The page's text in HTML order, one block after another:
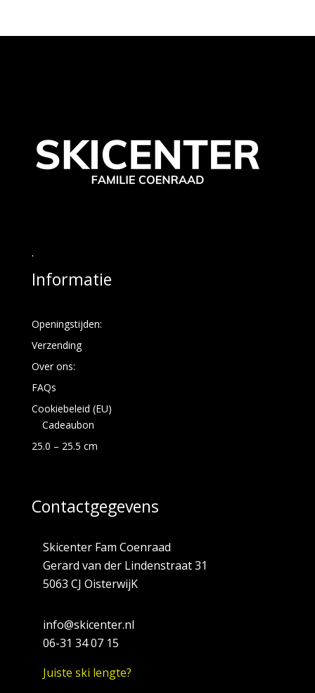
.
Informatie
Openingstijden:
Verzending
Over ons:
FAQs
Cookiebeleid (EU)
Cadeaubon
25.0 – 25.5 cm
Contactgegevens
Skicenter Fam Coenraad
Gerard van der Lindenstraat 31
5063 CJ OisterwijK
info@skicenter.nl
06-31 34 07 15
Juiste ski lengte?